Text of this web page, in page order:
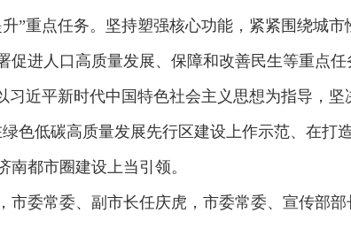
”重点任务。坚持塑强核心功能，紧紧围绕城市
进人口高质量发展、保障和改善民生等重点任
习近平新时代中国特色社会主义思想为指导，
色低碳高质量发展先行区建设上作示范、在打
都市圈建设上当引领。
市委常委、副市长任庆虎，市委常委、宣传部